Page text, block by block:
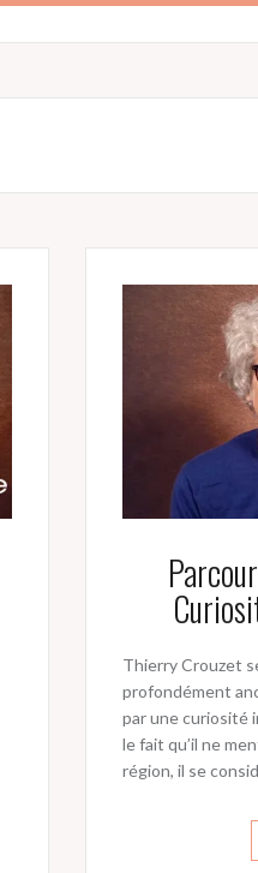
Thierry Crouzet
profondément
par une curiosité
le fait qu’il ne
région, il se